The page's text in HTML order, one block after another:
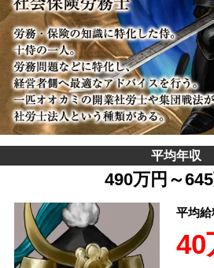
平均年収
490万円～
平均
40